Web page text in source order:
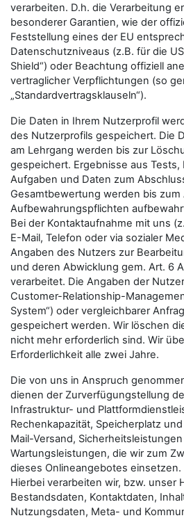
verarbeiten. D.h. die Verarbeitung
besonderer Garantien, wie der
Feststellung eines der EU
Datenschutzniveaus (z.B. für die
Shield“) oder Beachtung offiziell
vertraglicher Verpflichtungen (so
„Standardvertragsklauseln“).
Die Daten in Ihrem Nutzerprofil
des Nutzerprofils gespeichert. Die
am Lehrgang werden bis zur
gespeichert. Ergebnisse aus Tests,
Aufgaben und Daten zum
Gesamtbewertung werden bis
Aufbewahrungspflichten
Bei der Kontaktaufnahme mit uns
E-Mail, Telefon oder via sozialer
Angaben des Nutzers zur
und deren Abwicklung gem. Art. 6
verarbeitet. Die Angaben der
Customer-Relationship-
System“) oder vergleichbarer
gespeichert werden. Wir löschen
nicht mehr erforderlich sind. Wir
Erforderlichkeit alle zwei Jahre.
Die von uns in Anspruch
dienen der Zurverfügungstellung
Infrastruktur- und
Rechenkapazität, Speicherplatz
Mail-Versand,
Wartungsleistungen, die wir zum
dieses Onlineangebotes einsetzen.
Hierbei verarbeiten wir, bzw. unser
Bestandsdaten, Kontaktdaten,
Nutzungsdaten, Meta- und